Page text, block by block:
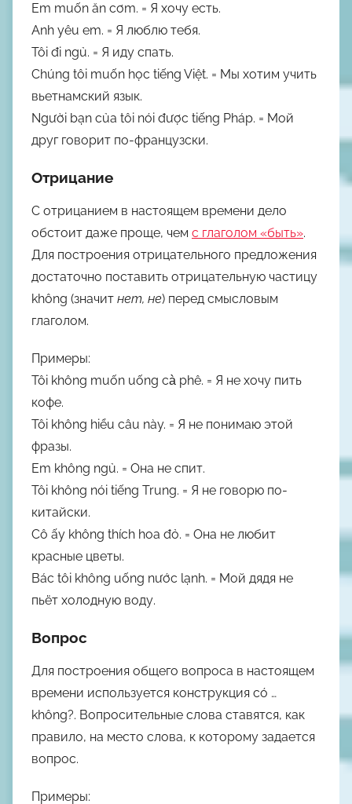
Em muốn ăn cơm. = Я хочу есть.
Anh yêu em. = Я люблю тебя.
Tôi đi ngủ. = Я иду спать.
Chúng tôi muốn học tiếng Việt. = Мы хотим учить
вьетнамский язык.
Người bạn của tôi nói được tiếng Pháp. = Мой
друг говорит по-французски.
Отрицание
С отрицанием в настоящем времени дело
обстоит даже проще, чем с глаголом «быть».
Для построения отрицательного предложения
достаточно поставить отрицательную частицу
không (значит нет, не) перед смысловым
глаголом.
Примеры:
Tôi không muốn uống cà phê. = Я не хочу пить
кофе.
Tôi không hiểu câu này. = Я не понимаю этой
фразы.
Em không ngủ. = Она не спит.
Tôi không nói tiếng Trung. = Я не говорю по-
китайски.
Cô ấy không thích hoa đỏ. = Она не любит
красные цветы.
Bác tôi không uống nước lạnh. = Мой дядя не
пьёт холодную воду.
Вопрос
Для построения общего вопроса в настоящем
времени используется конструкция có …
không?. Вопросительные слова ставятся, как
правило, на место слова, к которому задается
вопрос.
Примеры: